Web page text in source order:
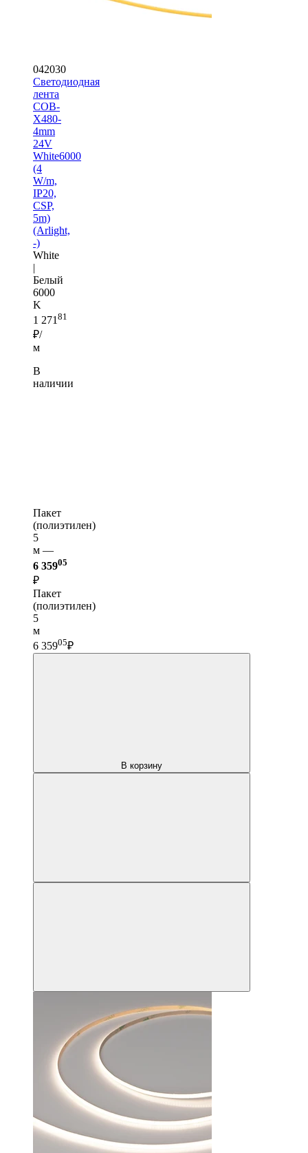
042030
Светодиодная
лента
COB-
X480-
4mm
24V
White6000
(4
W/m,
IP20,
CSP,
5m)
(Arlight,
-)
White
|
Белый
6000
K
1 271 81
₽/
м
В
наличии
Пакет
(полиэтилен)
5
м —
6 35905
₽
Пакет
(полиэтилен)
5
м
6 35905₽
В корзину